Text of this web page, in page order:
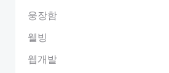
웅장함
웰빙
웹개발